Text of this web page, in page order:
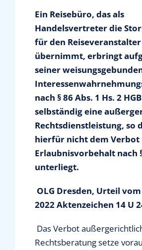
Informationen für
Mediathek
Über uns
Kontakt
Ein Reisebüro, das als
Handelsvertreter die
für den Reiseveranstalter
übernimmt, erbringt
seiner
nach § 86 Abs. 1 Hs. 2
selbständig eine
Rechtsdienstleistung, so
hierfür nicht dem
Erlaubnisvorbehalt nach
unterliegt.
OLG Dresden, Urteil
2022 Aktenzeichen 14 U
Das Verbot
Rechtsberatung setze